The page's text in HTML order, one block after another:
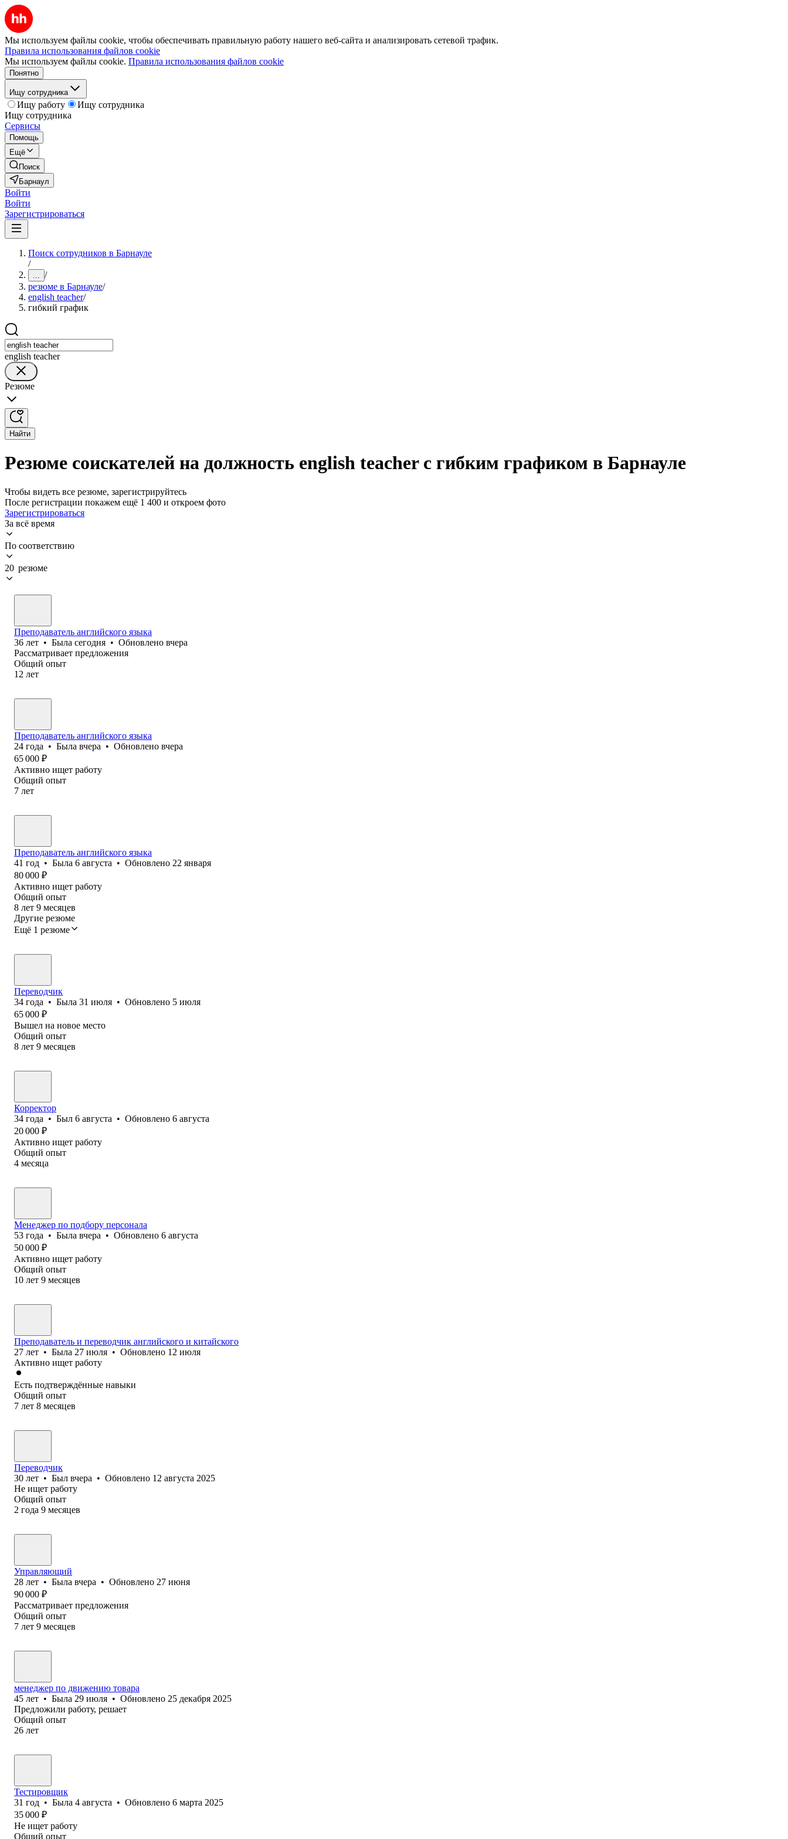
Мы используем файлы cookie, чтобы обеспечивать правильную работу нашего веб-сайта и анализировать сетевой трафик.
Правила использования файлов cookie
Мы используем файлы cookie. Правила использования файлов cookie
Понятно
Ищу сотрудника
Ищу работу
Ищу сотрудника
Ищу сотрудника
Сервисы
Помощь
Ещё
Поиск
Барнаул
Войти
Войти
Зарегистрироваться
Поиск сотрудников в Барнауле
/
... /
резюме в Барнауле/
english teacher/
гибкий график
english teacher
Резюме
Найти
Резюме соискателей на должность english teacher с гибким графиком в Барнауле
Чтобы видеть все резюме, зарегистрируйтесь
После регистрации покажем ещё 1 400 и откроем фото
Зарегистрироваться
За всё время
По соответствию
20 резюме
Преподаватель английского языка
36 лет • Была сегодня • Обновлено вчера
Рассматривает предложения
Общий опыт
12 лет
Преподаватель английского языка
24 года • Была вчера • Обновлено вчера
65 000 ₽
Активно ищет работу
Общий опыт
7 лет
Преподаватель английского языка
41 год • Была 6 августа • Обновлено 22 января
80 000 ₽
Активно ищет работу
Общий опыт
8 лет 9 месяцев
Другие резюме
Ещё 1 резюме
Переводчик
34 года • Была 31 июля • Обновлено 5 июля
65 000 ₽
Вышел на новое место
Общий опыт
8 лет 9 месяцев
Корректор
34 года • Был 6 августа • Обновлено 6 августа
20 000 ₽
Активно ищет работу
Общий опыт
4 месяца
Менеджер по подбору персонала
53 года • Была вчера • Обновлено 6 августа
50 000 ₽
Активно ищет работу
Общий опыт
10 лет 9 месяцев
Преподаватель и переводчик английского и китайского
27 лет • Была 27 июля • Обновлено 12 июля
Активно ищет работу
Есть подтверждённые навыки
Общий опыт
7 лет 8 месяцев
Переводчик
30 лет • Был вчера • Обновлено 12 августа 2025
Не ищет работу
Общий опыт
2 года 9 месяцев
Управляющий
28 лет • Была вчера • Обновлено 27 июня
90 000 ₽
Рассматривает предложения
Общий опыт
7 лет 9 месяцев
менеджер по движению товара
45 лет • Была 29 июля • Обновлено 25 декабря 2025
Предложили работу, решает
Общий опыт
26 лет
Тестировщик
31 год • Была 4 августа • Обновлено 6 марта 2025
35 000 ₽
Не ищет работу
Общий опыт